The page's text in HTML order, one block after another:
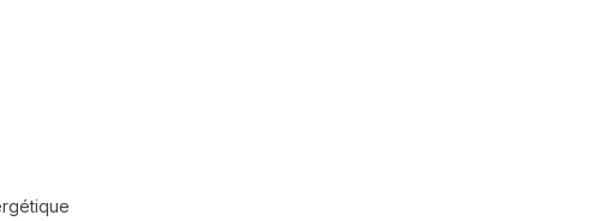
sont disponibles sur le site Géorisques : www.georisques.gouv.fr
: 0615480253, E-mail : chrystele.louapre@safti.fr - EI - Agent commercial